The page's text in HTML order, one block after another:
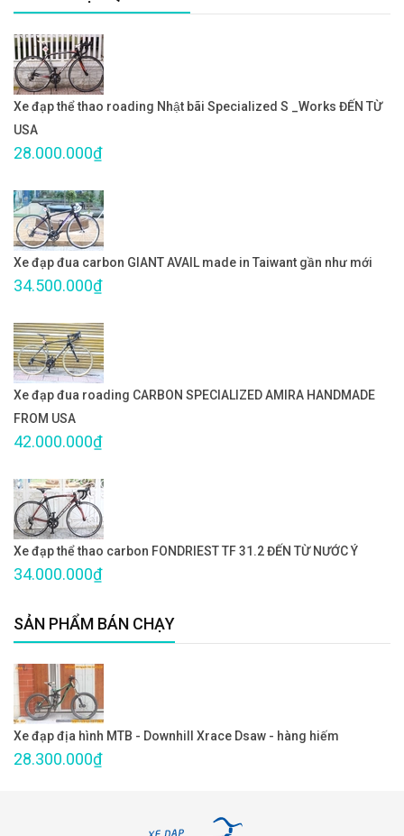
Xe đạp thể thao roading Nhật bãi Specialized S _Works ĐẾN TỪ
USA
28.000.000₫
Xe đạp đua carbon GIANT AVAIL made in Taiwant gần như mới
34.500.000₫
Xe đạp đua roading CARBON SPECIALIZED AMIRA HANDMADE
FROM USA
42.000.000₫
Xe đạp thể thao carbon FONDRIEST TF 31.2 ĐẾN TỪ NƯỚC Ý
34.000.000₫
SẢN PHẨM BÁN CHẠY
Xe đạp địa hình MTB - Downhill Xrace Dsaw - hàng hiếm
28.300.000₫